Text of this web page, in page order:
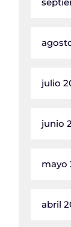
julio
junio
mayo
abril